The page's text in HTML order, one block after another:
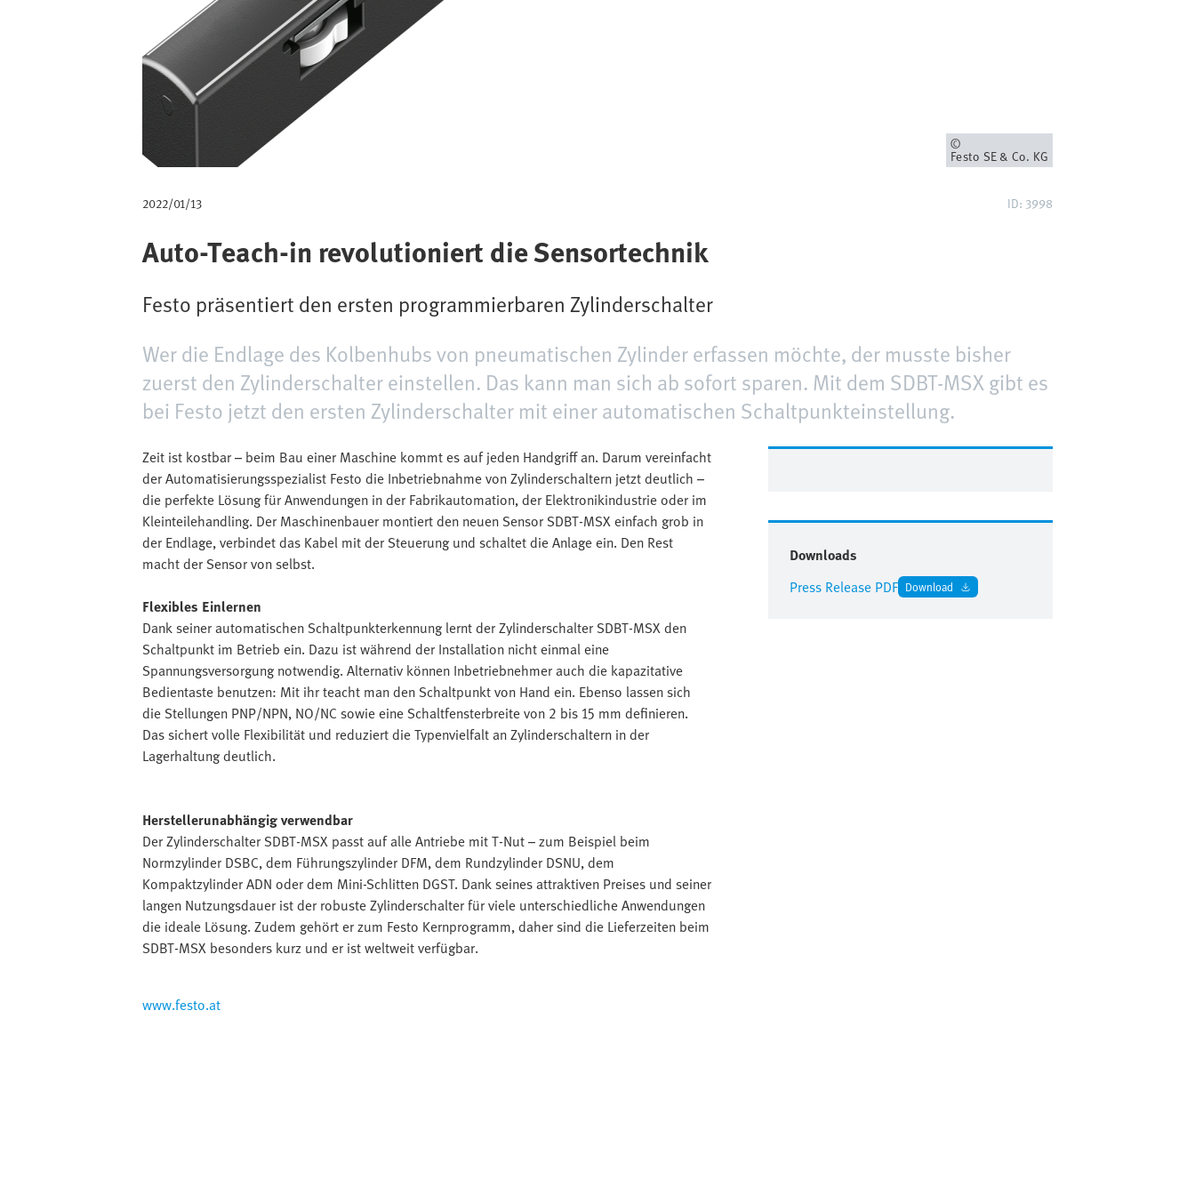
b
Owner
Festo SE & Co. KG
2022/01/13 ID: 3998
Auto-Teach-in revolutioniert die Sensortechnik
Festo präsentiert den ersten programmierbaren Zylinderschalter
Wer die Endlage des Kolbenhubs von pneumatischen Zylinder erfassen möchte, der musste bisher
zuerst den Zylinderschalter einstellen. Das kann man sich ab sofort sparen. Mit dem SDBT-MSX gibt es
bei Festo jetzt den ersten Zylinderschalter mit einer automatischen Schaltpunkteinstellung.
Zeit ist kostbar – beim Bau einer Maschine kommt es auf jeden Handgriff an. Darum vereinfacht
der Automatisierungsspezialist Festo die Inbetriebnahme von Zylinderschaltern jetzt deutlich –
die perfekte Lösung für Anwendungen in der Fabrikautomation, der Elektronikindustrie oder im
Kleinteilehandling. Der Maschinenbauer montiert den neuen Sensor SDBT-MSX einfach grob in
der Endlage, verbindet das Kabel mit der Steuerung und schaltet die Anlage ein. Den Rest
macht der Sensor von selbst.
Flexibles Einlernen
Dank seiner automatischen Schaltpunkterkennung lernt der Zylinderschalter SDBT-MSX den
Schaltpunkt im Betrieb ein. Dazu ist während der Installation nicht einmal eine
Spannungsversorgung notwendig. Alternativ können Inbetriebnehmer auch die kapazitative
Bedientaste benutzen: Mit ihr teacht man den Schaltpunkt von Hand ein. Ebenso lassen sich
die Stellungen PNP/NPN, NO/NC sowie eine Schaltfensterbreite von 2 bis 15 mm definieren.
Das sichert volle Flexibilität und reduziert die Typenvielfalt an Zylinderschaltern in der
Lagerhaltung deutlich.
Herstellerunabhängig verwendbar
Der Zylinderschalter SDBT-MSX passt auf alle Antriebe mit T-Nut – zum Beispiel beim
Normzylinder DSBC, dem Führungszylinder DFM, dem Rundzylinder DSNU, dem
Kompaktzylinder ADN oder dem Mini-Schlitten DGST. Dank seines attraktiven Preises und seiner
langen Nutzungsdauer ist der robuste Zylinderschalter für viele unterschiedliche Anwendungen
die ideale Lösung. Zudem gehört er zum Festo Kernprogramm, daher sind die Lieferzeiten beim
SDBT-MSX besonders kurz und er ist weltweit verfügbar.
www.festo.at
Downloads
Press Release PDF Download